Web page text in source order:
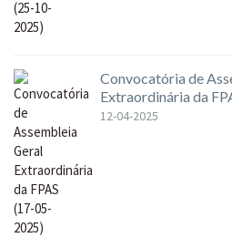
Convocatória de
Extraordinária da
12-04-2025